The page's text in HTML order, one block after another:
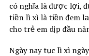
có nghĩa là được lợi,
tiền lì xì là tiền đem
cho trẻ em dịp đầu
Ngày nay tục lì xì